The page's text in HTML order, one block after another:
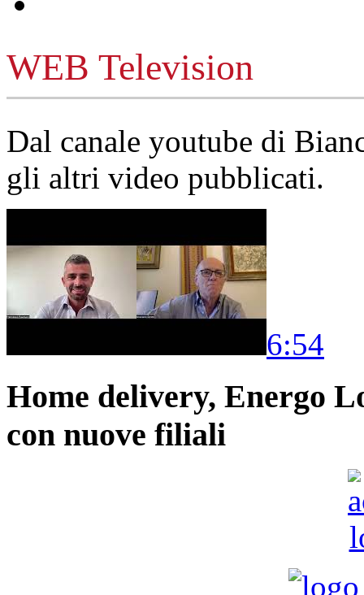
WEB Television
Dal canale youtube di
gli altri video pubblicati.
6:54
Home delivery, Energo
con nuove filiali